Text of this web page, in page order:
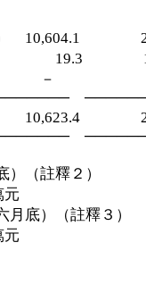
） 10,604.1
19.3
－
（註釋２）
底）（註釋３）